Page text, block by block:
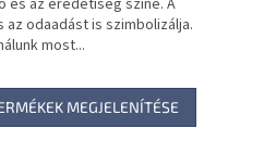
és az eredetiség színe. A
odaadást is szimbolizálja.
most...
MEGJELENÍTÉSE